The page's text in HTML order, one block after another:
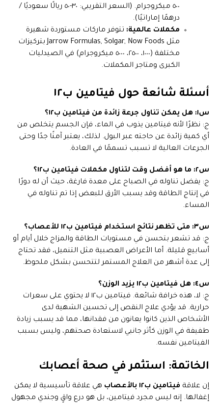
٥٠٠ ميكروجرام. (السعر التقريبي: ٣٠-٥٠ ريالًا سعوديًا /
درهمًا إماراتيًا).
مكملات عالمية: تتوفر ماركات مستوردة شهيرة
مثل Jarrow Formulas, Solgar, Now Foods بتركيزات
مختلفة (١٠٠٠، ٢٥٠٠، ٥٠٠٠ ميكروجرام) في الصيدليات
الكبرى ومتاجر المكملات.
أسئلة شائعة حول فيتامين ب١٢
س١: هل يمكن تناول جرعة زائدة من فيتامين ب١٢؟
ج: نظرًا لأنه فيتامين يذوب في الماء، فإن الجسم يتخلص من
أي كمية زائدة عن حاجته عبر البول. لذلك، يعتبر آمنًا جدًا وحتى
الجرعات العالية لا تسبب تسممًا في العادة.
س٢: ما هو أفضل وقت لتناول مكملات فيتامين ب١٢؟
ج: يفضل تناوله في الصباح على معدة فارغة، حيث أن له دورًا
في إنتاج الطاقة وقد يسبب الأرق للبعض إذا تم تناوله في
المساء.
س٣: متى تظهر نتائج استخدام فيتامين ب١٢ للأعصاب؟
ج: قد تشعر بتحسن في مستويات الطاقة والمزاج خلال أيام أو
أسابيع قليلة. أما الأعراض العصبية مثل التنميل، فقد تحتاج
إلى عدة أشهر من العلاج المستمر لتتحسن بشكل ملحوظ.
س٤: هل فيتامين ب١٢ يزيد الوزن؟
ج: لا، هذه خرافة شائعة. فيتامين ب١٢ لا يحتوي على سعرات
حرارية. قد يؤدي علاج النقص إلى تحسين الشهية لدى
الأشخاص الذين كانوا يعانون من فقدانها، مما قد يسبب زيادة
طفيفة في الوزن كأثر جانبي لاستعادة صحتهم، وليس بسبب
الفيتامين نفسه.
الخاتمة: استثمر في صحة أعصابك
إن علاقة فيتامين ب١٢ بالأعصاب
هي علاقة تأسيسية لا يمكن
إغفالها. إنه ليس مجرد فيتامين، بل هو درع واقٍ وجندي مجهول